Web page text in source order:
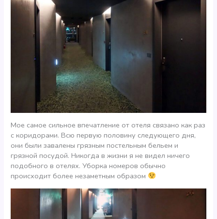
Мое самое сильное впечатление от отеля связано как раз
с коридорами. Всю первую половину следующего дня,
они были завалены грязным постельным бельем и
грязной посудой. Никогда в жизни я не видел ничего
подобного в отелях. Уборка номеров обычно
происходит более незаметным образом